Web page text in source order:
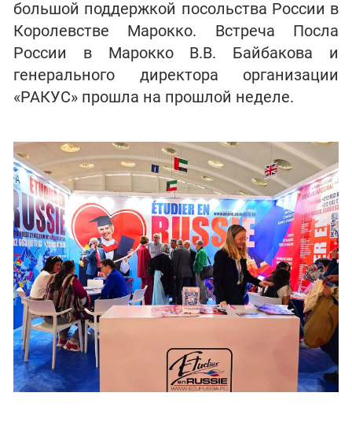
большой поддержкой посольства России в
Королевстве Марокко. Встреча Посла
России в Марокко В.В. Байбакова и
генерального директора организации
«РАКУС» прошла на прошлой неделе.